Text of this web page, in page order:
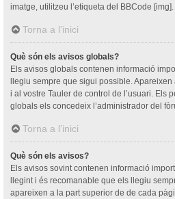
imatge, utilitzeu l’etiqueta del BBCode [img].
Torna a l’inici
Què són els avisos globals?
Els avisos globals contenen informació
llegiu sempre que sigui possible.
i al vostre Tauler de control de l’usuari. Els
globals els concedeix l’administrador del
Torna a l’inici
Què són els avisos?
Els avisos sovint contenen informació
llegint i és recomanable que els llegiu
apareixen a la part superior de de cada